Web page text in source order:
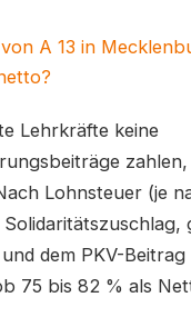
A 13 in
Lehrkräfte keine
Lohnsteuer (je
dem PKV-Beitrag
75 bis 82 % als